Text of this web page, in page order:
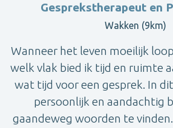
Gesprekstherapeut en
Wakken (9km)
Wanneer het leven moeilijk
welk vlak bied ik tijd en ruimte
wat tijd voor een gesprek. In
persoonlijk en aandachtig
gaandeweg woorden te